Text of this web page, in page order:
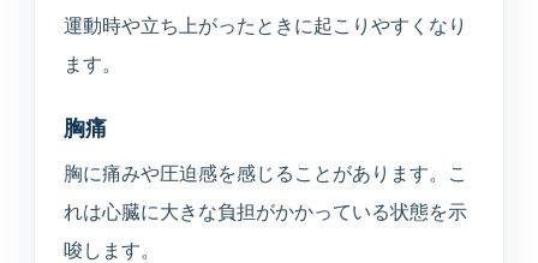
運動時や立ち上がったときに起こりやすくなり
ます。
胸痛
胸に痛みや圧迫感を感じることがあります。こ
れは心臓に大きな負担がかかっている状態を示
唆します。